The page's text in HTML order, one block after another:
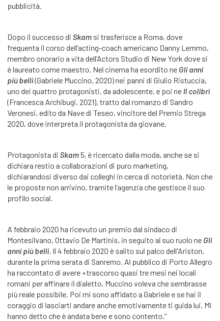
pubblicità.
Dopo il successo di Skam si trasferisce a Roma, dove
frequenta il corso dell’acting-coach americano Danny Lemmo,
membro onorario a vita dell’Actors Studio di New York dove si
è laureato come maestro. Nel cinema ha esordito ne Gli anni
più belli(Gabriele Muccino, 2020) nei panni di Giulio Ristuccia,
uno dei quattro protagonisti, da adolescente, e poi ne Il colibrì
(Francesca Archibugi, 2021), tratto dal romanzo di Sandro
Veronesi, edito da Nave di Teseo, vincitore del Premio Strega
2020, dove interpreta il protagonista da giovane.
Protagonista di Skam5, è ricercato dalla moda, anche se si
dichiara restio a collaborazioni di puro marketing,
dichiarandosi diverso dai colleghi in cerca di notorietà. Non che
le proposte non arrivino, tramite l’agenzia che gestisce il suo
profilo social.
A febbraio 2020 ha ricevuto un premio dal sindaco di
Montesilvano, Ottavio De Martinis, in seguito al suo ruolo ne Gli
anni più belli . Il 4 febbraio 2020 è salito sul palco dell'Ariston,
durante la prima serata di Sanremo. Al pubblico di Porto Allegro
ha raccontato di avere «trascorso quasi tre mesi nei locali
romani per affinare il dialetto, Muccino voleva che sembrasse
più reale possibile. Poi mi sono affidato a Gabriele e se hai il
coraggio di lasciarti andare anche emotivamente ti guida lui. Mi
hanno detto che è andata bene e sono contento.”